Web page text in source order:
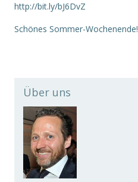
http://bit.ly/bJ6DvZ
Schönes Sommer-Wochenende!
Über uns